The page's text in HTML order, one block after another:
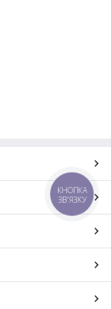
КНОПКА
ЗВ'ЯЗКУ